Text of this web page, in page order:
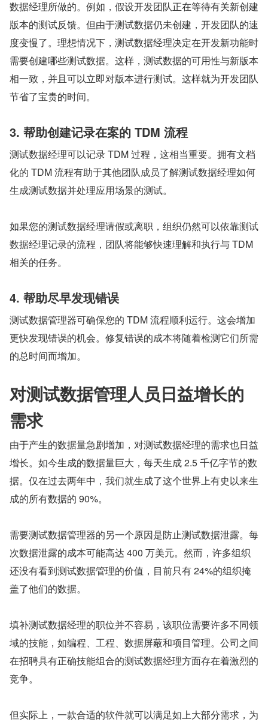
数据经理所做的。例如，假设开发团队正在等待有关新创建
版本的测试反馈。但由于测试数据仍未创建，开发团队的速
度变慢了。理想情况下，测试数据经理决定在开发新功能时
需要创建哪些测试数据。这样，测试数据的可用性与新版本
相一致，并且可以立即对版本进行测试。这样就为开发团队
节省了宝贵的时间。
3. 帮助创建记录在案的 TDM 流程
测试数据经理可以记录 TDM 过程，这相当重要。拥有文档
化的 TDM 流程有助于其他团队成员了解测试数据经理如何
生成测试数据并处理应用场景的测试。
如果您的测试数据经理请假或离职，组织仍然可以依靠测试
数据经理记录的流程，团队将能够快速理解和执行与 TDM
相关的任务。
4. 帮助尽早发现错误
测试数据管理器可确保您的 TDM 流程顺利运行。这会增加
更快发现错误的机会。修复错误的成本将随着检测它们所需
的总时间而增加。
对测试数据管理人员日益增长的
需求
由于产生的数据量急剧增加，对测试数据经理的需求也日益
增长。如今生成的数据量巨大，每天生成 2.5 千亿字节的数
据。仅在过去两年中，我们就生成了这个世界上有史以来生
成的所有数据的 90%。
需要测试数据管理器的另一个原因是防止测试数据泄露。每
次数据泄露的成本可能高达 400 万美元。然而，许多组织
还没有看到测试数据管理的价值，目前只有 24%的组织掩
盖了他们的数据。
填补测试数据经理的职位并不容易，该职位需要许多不同领
域的技能，如编程、工程、数据屏蔽和项目管理。公司之间
在招聘具有正确技能组合的测试数据经理方面存在着激烈的
竞争。
但实际上，一款合适的软件就可以满足如上大部分需求，为